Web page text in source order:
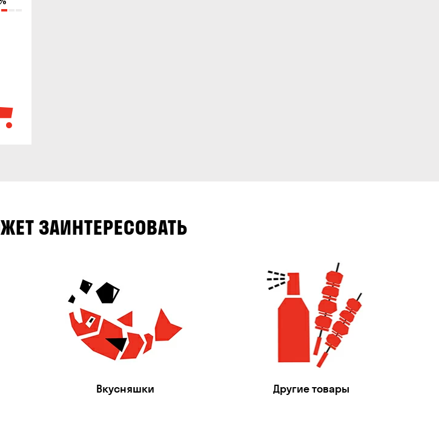
ЗАИНТЕРЕСОВАТЬ
Вкусняшки Другие товары